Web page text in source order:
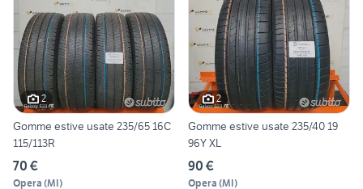
2
Gomme estive usate 235/65 16C
115/113R
70 €
Opera (MI)
2
Gomme estive usate 235/40 19
96Y XL
90 €
Opera (MI)